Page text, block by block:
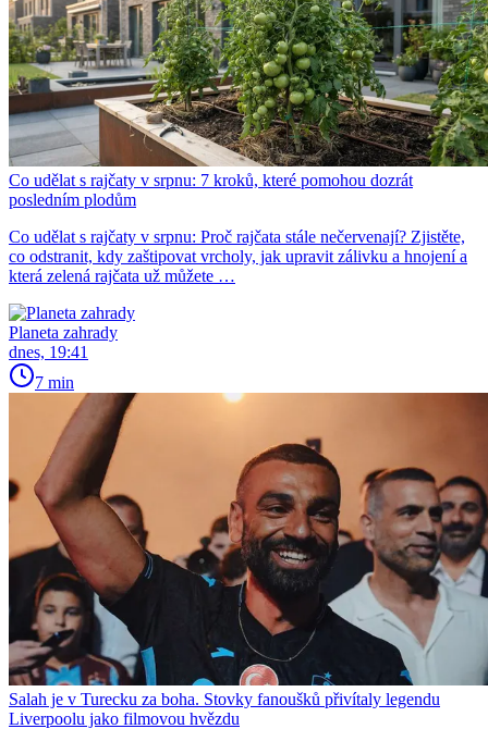
Co udělat s rajčaty v srpnu: 7 kroků, které pomohou dozrát
posledním plodům
Co udělat s rajčaty v srpnu: Proč rajčata stále nečervenají? Zjistěte,
co odstranit, kdy zaštipovat vrcholy, jak upravit zálivku a hnojení a
která zelená rajčata už můžete …
Planeta zahrady
dnes, 19:41
7 min
Salah je v Turecku za boha. Stovky fanoušků přivítaly legendu
Liverpoolu jako filmovou hvězdu